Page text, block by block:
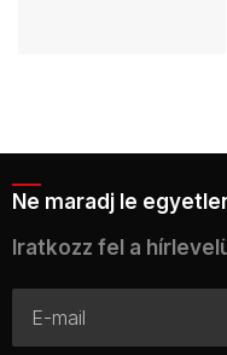
Ne maradj le
Iratkozz fel a